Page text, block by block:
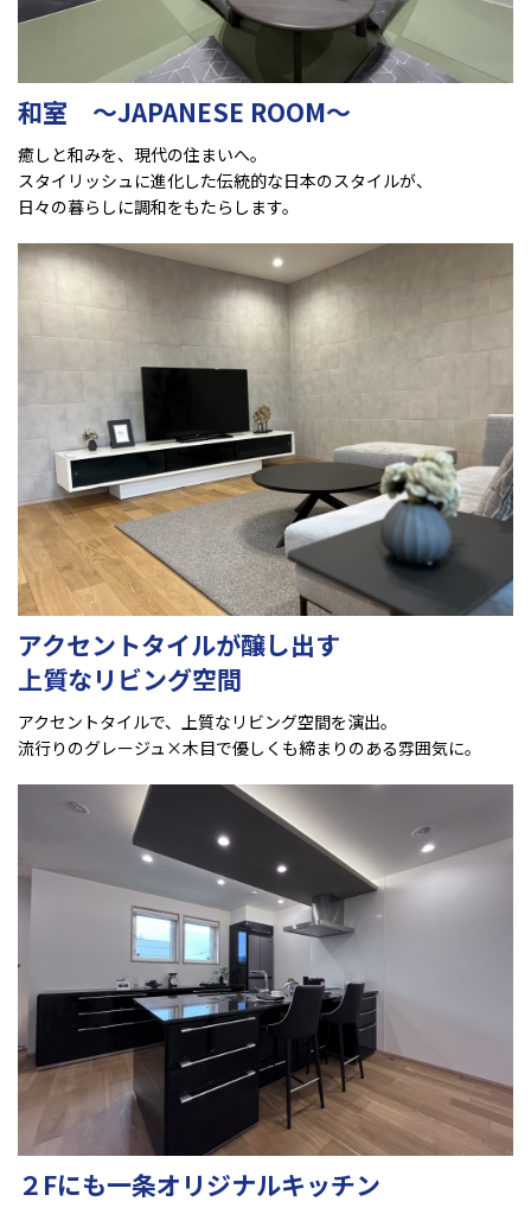
和室 ～JAPANESE ROOM～
癒しと和みを、現代の住まいへ。
スタイリッシュに進化した伝統的な日本のスタイルが、
日々の暮らしに調和をもたらします。
アクセントタイルが醸し出す
上質なリビング空間
アクセントタイルで、上質なリビング空間を演出。
流行りのグレージュ×木目で優しくも締まりのある雰囲気に。
２Fにも一条オリジナルキッチン